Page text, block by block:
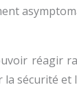
réagir
sécurité et